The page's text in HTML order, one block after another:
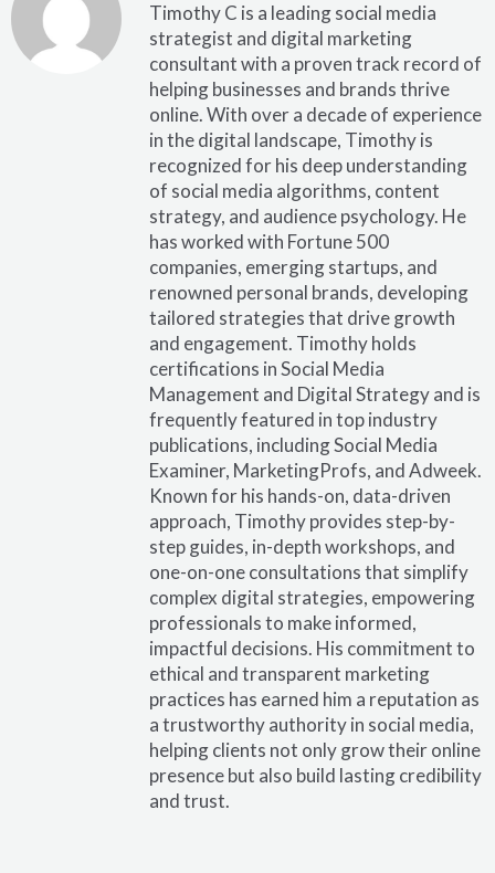
Timothy C is a leading social media
strategist and digital marketing
consultant with a proven track record of
helping businesses and brands thrive
online. With over a decade of experience
in the digital landscape, Timothy is
recognized for his deep understanding
of social media algorithms, content
strategy, and audience psychology. He
has worked with Fortune 500
companies, emerging startups, and
renowned personal brands, developing
tailored strategies that drive growth
and engagement. Timothy holds
certifications in Social Media
Management and Digital Strategy and is
frequently featured in top industry
publications, including Social Media
Examiner, MarketingProfs, and Adweek.
Known for his hands-on, data-driven
approach, Timothy provides step-by-
step guides, in-depth workshops, and
one-on-one consultations that simplify
complex digital strategies, empowering
professionals to make informed,
impactful decisions. His commitment to
ethical and transparent marketing
practices has earned him a reputation as
a trustworthy authority in social media,
helping clients not only grow their online
presence but also build lasting credibility
and trust.